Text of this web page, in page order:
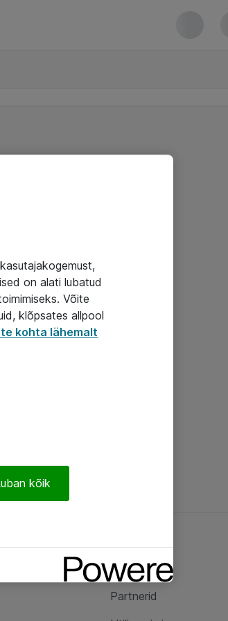
Ateast
Partnerid
on alati lubatud
Võite
klõpsates allpool
kohta lähemalt
kõik